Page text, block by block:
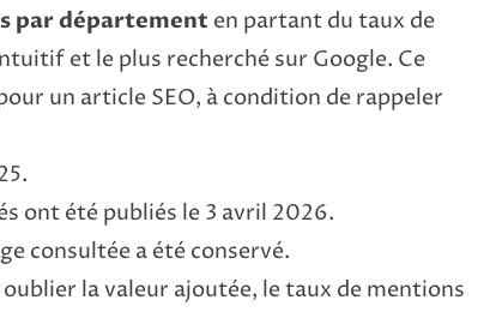
par département en partant du taux de
et le plus recherché sur Google. Ce
un article SEO, à condition de rappeler
ont été publiés le 3 avril 2026.
consultée a été conservé.
la valeur ajoutée, le taux de mentions